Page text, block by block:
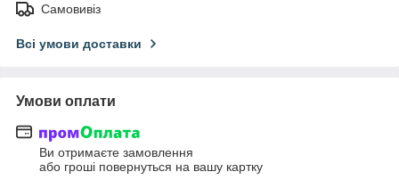
Самовивіз
Всі умови доставки
Умови оплати
Ви отримаєте замовлення
або гроші повернуться на вашу картку